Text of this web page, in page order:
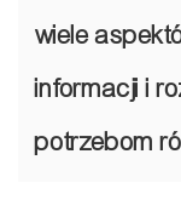
wiele
informacji i
potrzebom